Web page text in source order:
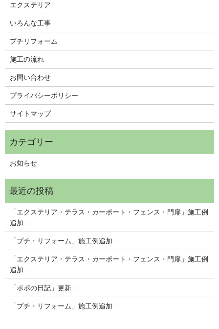
エクステリア
いろんな工事
プチリフォーム
施工の流れ
お問い合わせ
プライバシーポリシー
サイトマップ
お知らせ
「エクステリア・テラス・カーポート・フェンス・門扉」施工例
追加
「プチ・リフォーム」施工例追加
「エクステリア・テラス・カーポート・フェンス・門扉」施工例
追加
「ポポの日記」更新NEW
「プチ・リフォーム」施工例追加